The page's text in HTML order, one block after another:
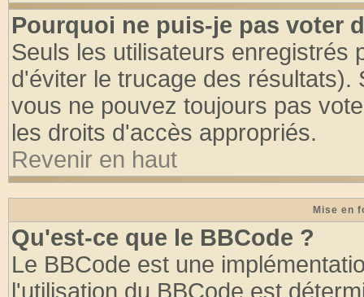
Pourquoi ne puis-je pas voter
Seuls les utilisateurs enregistrés
d'éviter le trucage des
vous ne pouvez toujours pas
les droits d'accès appropriés.
Revenir en haut
Mise en
Qu'est-ce que le BBCode ?
Le BBCode est une
l'utilisation du BBCode est